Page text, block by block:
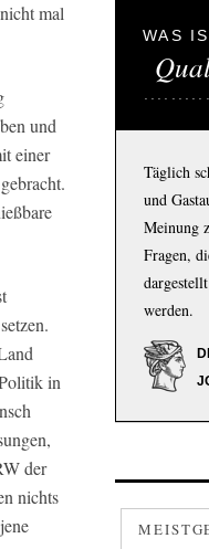
mal
und
einer
in
der
nichts
WAS
Täglich
und
Meinung
Fragen,
werden.